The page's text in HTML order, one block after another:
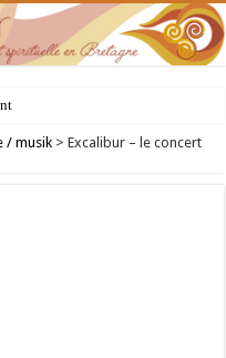
la Bretagne chrétienne
/ musik > Excalibur – le concert